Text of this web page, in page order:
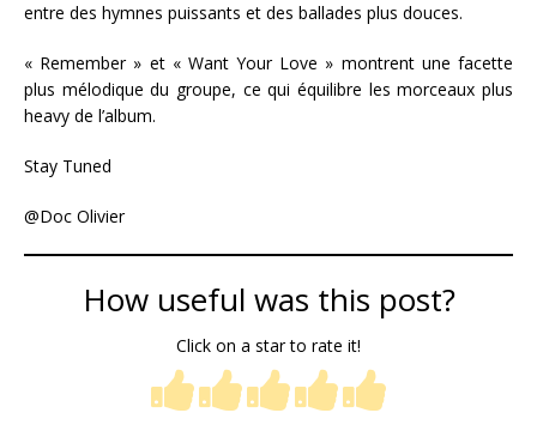
entre des hymnes puissants et des ballades plus douces.
« Remember » et « Want Your Love » montrent une facette
plus mélodique du groupe, ce qui équilibre les morceaux plus
heavy de l’album.
Stay Tuned
@Doc Olivier
How useful was this post?
Click on a star to rate it!